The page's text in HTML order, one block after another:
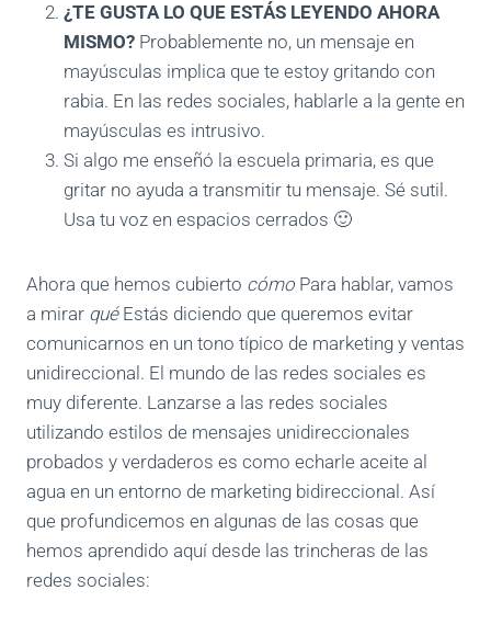
¿TE GUSTA LO QUE ESTÁS LEYENDO AHORA
MISMO? Probablemente no, un mensaje en
mayúsculas implica que te estoy gritando con
rabia. En las redes sociales, hablarle a la gente en
mayúsculas es intrusivo.
Si algo me enseñó la escuela primaria, es que
gritar no ayuda a transmitir tu mensaje. Sé sutil.
Usa tu voz en espacios cerrados 🙂
Ahora que hemos cubierto cómo Para hablar, vamos
a mirar quéEstás diciendo que queremos evitar
comunicarnos en un tono típico de marketing y ventas
unidireccional. El mundo de las redes sociales es
muy diferente. Lanzarse a las redes sociales
utilizando estilos de mensajes unidireccionales
probados y verdaderos es como echarle aceite al
agua en un entorno de marketing bidireccional. Así
que profundicemos en algunas de las cosas que
hemos aprendido aquí desde las trincheras de las
redes sociales: